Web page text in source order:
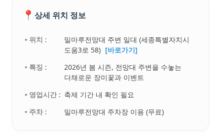
📍 상세 위치 정보
• 위치 :
밀마루전망대 주변 일대 (세종특별자치시
도움3로 58) [바로가기]
• 특징 :
2026년 봄 시즌, 전망대 주변을 수놓는
다채로운 장미꽃과 이벤트
• 영업시간 : 축제 기간 내 확인 필요
• 주차 :
밀마루전망대 주차장 이용 (무료)